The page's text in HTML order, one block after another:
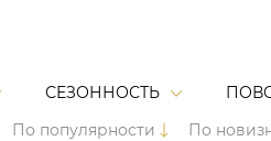
СЕЗОННОСТЬ
По популярности По